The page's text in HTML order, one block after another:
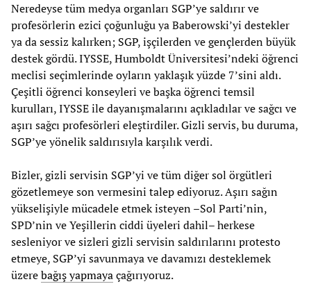
Neredeyse tüm medya organları SGP’ye saldırır ve
profesörlerin ezici çoğunluğu ya Baberowski’yi destekler
ya da sessiz kalırken; SGP, işçilerden ve gençlerden büyük
destek gördü. IYSSE, Humboldt Üniversitesi’ndeki öğrenci
meclisi seçimlerinde oyların yaklaşık yüzde 7’sini aldı.
Çeşitli öğrenci konseyleri ve başka öğrenci temsil
kurulları, IYSSE ile dayanışmalarını açıkladılar ve sağcı ve
aşırı sağcı profesörleri eleştirdiler. Gizli servis, bu duruma,
SGP’ye yönelik saldırısıyla karşılık verdi.
Bizler, gizli servisin SGP’yi ve tüm diğer sol örgütleri
gözetlemeye son vermesini talep ediyoruz. Aşırı sağın
yükselişiyle mücadele etmek isteyen –Sol Parti’nin,
SPD’nin ve Yeşillerin ciddi üyeleri dahil– herkese
sesleniyor ve sizleri gizli servisin saldırılarını protesto
etmeye, SGP’yi savunmaya ve davamızı desteklemek
üzerebağış yapmayaçağırıyoruz.